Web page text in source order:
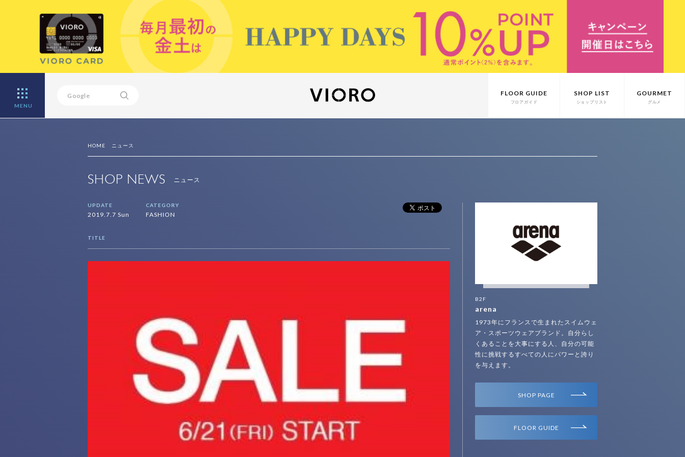
MENU
FLOOR GUIDE
フロアガイド
SHOP LIST
ショップリスト
GOURMET
グルメ
HOME ニュース
SHOP NEWS ニュース
UPDATE
2019.7.7 Sun
CATEGORY
FASHION
TITLE
B2F
arena
1973年にフランスで生まれたスイムウェ
ア・スポーツウェアブランド。自分らし
くあることを大事にする人、自分の可能
性に挑戦するすべての人にパワーと誇り
を与えます。
SHOP PAGE
FLOOR GUIDE